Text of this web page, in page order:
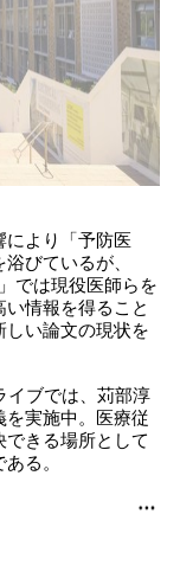
により「予防医
びているが、
では現役医師らを
情報を得ること
しい論文の現状を
イブでは、苅部淳
を実施中。医療従
きる場所として
る。